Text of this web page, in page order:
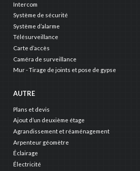
Intercom
Système de sécurité
Système d’alarme
Télésurveillance
Carte d’accès
Caméra de surveillance
Mur - Tirage de joints et pose de gypse
AUTRE
Plans et devis
Ajout d’un deuxième étage
Agrandissement et réaménagement
Arpenteur géomètre
Éclairage
Électricité